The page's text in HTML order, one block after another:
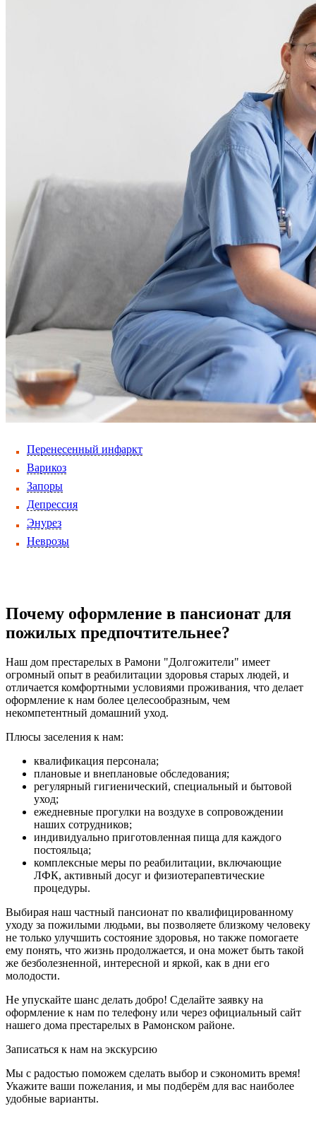
Перенесенный инфаркт
Варикоз
Запоры
Депрессия
Энурез
Неврозы
Почему оформление в пансионат для
пожилых предпочтительнее?
Наш дом престарелых в Рамони "Долгожители" имеет
огромный опыт в реабилитации здоровья старых людей, и
отличается комфортными условиями проживания, что делает
оформление к нам более целесообразным, чем
некомпетентный домашний уход.
Плюсы заселения к нам:
квалификация персонала;
плановые и внеплановые обследования;
регулярный гигиенический, специальный и бытовой
уход;
ежедневные прогулки на воздухе в сопровождении
наших сотрудников;
индивидуально приготовленная пища для каждого
постояльца;
комплексные меры по реабилитации, включающие
ЛФК, активный досуг и физиотерапевтические
процедуры.
Выбирая наш частный пансионат по квалифицированному
уходу за пожилыми людьми, вы позволяете близкому человеку
не только улучшить состояние здоровья, но также помогаете
ему понять, что жизнь продолжается, и она может быть такой
же безболезненной, интересной и яркой, как в дни его
молодости.
Не упускайте шанс делать добро! Сделайте заявку на
оформление к нам по телефону или через официальный сайт
нашего дома престарелых в Рамонском районе.
Записаться к нам на экскурсию
Мы с радостью поможем сделать выбор и сэкономить время!
Укажите ваши пожелания, и мы подберём для вас наиболее
удобные варианты.